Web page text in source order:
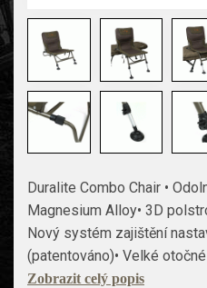
Duralite Combo Chair •
Magnesium Alloy• 3D
Nový systém zajištění
(patentováno)• Velké
Zobrazit celý popis